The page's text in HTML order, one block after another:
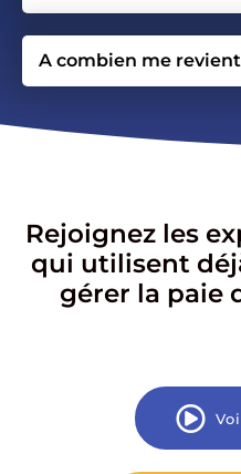
A combien me
Rejoignez les
qui utilisent
gérer la paie